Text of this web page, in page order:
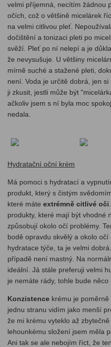
velmi příjemná, necítím žádnou
očích, což o většině micelárek
na velmi citlivou pleť.
dočištění a tonizaci pleti po
svěží. Pleť po ní nelepí a je
že nevysušuje. U většiny
mírně suché a stažené pleti,
není. Voda je určitě dobrá, jen
ji zkusit, jestli může být
ačkoliv jsem s ní byla moc
nedala.
Hydratační oční krém
Má pomoci s hydratací a
produkt, který s čistým
které máte extrémně citlivé oči
produkty, které mají být vhodné
způsobují okolo očí problémy.
bodě opravdu skvělý a okolo
hydratace týče, ta je velmi
případě není mastný. Na
ideální. Já stále preferuji velmi
je nemáte rády, tohle bude něco
Konzistence krému je poměrně
jednu stranu vidím jako menší
že mi krému vyteklo až
lehounkému složení jsem měla
Ani tak se ale nebojím říct, že